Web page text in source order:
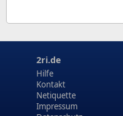
2ri.de
Hilfe
Kontakt
Netiquette
Impressum